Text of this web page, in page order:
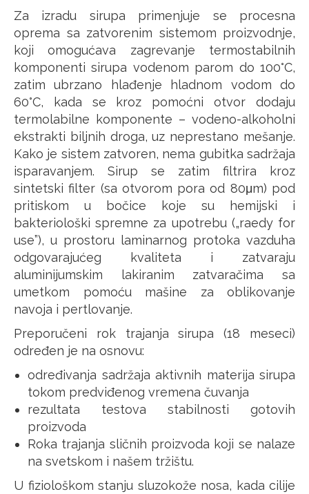
Za izradu sirupa primenjuje se procesna
oprema sa zatvorenim sistemom proizvodnje,
koji omogućava zagrevanje termostabilnih
komponenti sirupa vodenom parom do 100°C,
zatim ubrzano hlađenje hladnom vodom do
60°C, kada se kroz pomoćni otvor dodaju
termolabilne komponente – vodeno-alkoholni
ekstrakti biljnih droga, uz neprestano mešanje.
Kako je sistem zatvoren, nema gubitka sadržaja
isparavanjem. Sirup se zatim filtrira kroz
sintetski filter (sa otvorom pora od 80μm) pod
pritiskom u bočice koje su hemijski i
bakteriološki spremne za upotrebu („raedy for
use”), u prostoru laminarnog protoka vazduha
odgovarajućeg kvaliteta i zatvaraju
aluminijumskim lakiranim zatvaračima sa
umetkom pomoću mašine za oblikovanje
navoja i pertlovanje.
Preporučeni rok trajanja sirupa (18 meseci)
određen je na osnovu:
određivanja sadržaja aktivnih materija sirupa
tokom predviđenog vremena čuvanja
rezultata testova stabilnosti gotovih
proizvoda
Roka trajanja sličnih proizvoda koji se nalaze
na svetskom i našem tržištu.
U fiziološkom stanju sluzokože nosa, kada cilije